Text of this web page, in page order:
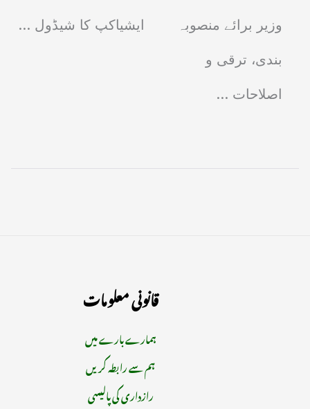
وزیر برائے منصوبہ
بندی، ترقی و
اصلاحات ...
ایشیاکپ کا شیڈول ...
قانونی معلومات
ہمارے بارے میں
ہم سے رابطہ کریں
رازداری کی پالیسی